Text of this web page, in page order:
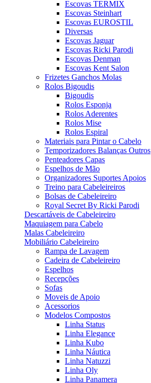
Escovas TERMIX
Escovas Steinhart
Escovas EUROSTIL
Diversas
Escovas Jaguar
Escovas Ricki Parodi
Escovas Denman
Escovas Kent Salon
Frizetes Ganchos Molas
Rolos Bigoudis
Bigoudis
Rolos Esponja
Rolos Aderentes
Rolos Mise
Rolos Espiral
Materiais para Pintar o Cabelo
Temporizadores Balanças Outros
Penteadores Capas
Espelhos de Mão
Organizadores Suportes Apoios
Treino para Cabeleireiros
Bolsas de Cabeleireiro
Royal Secret By Ricki Parodi
Descartáveis de Cabeleireiro
Maquiagem para Cabelo
Malas Cabeleireiro
Mobiliário Cabeleireiro
Rampa de Lavagem
Cadeira de Cabeleireiro
Espelhos
Recepções
Sofas
Moveis de Apoio
Acessorios
Modelos Compostos
Linha Status
Linha Elegance
Linha Kubo
Linha Náutica
Linha Natuzzi
Linha Oly
Linha Panamera